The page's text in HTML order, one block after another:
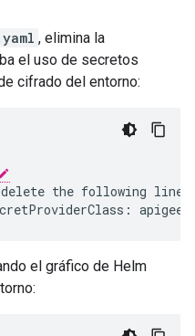
, elimina la
el uso de secretos
cifrado del entorno:
the following line:
el gráfico de Helm